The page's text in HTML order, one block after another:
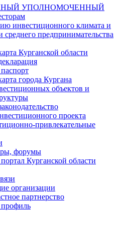
УПОЛНОМОЧЕННЫЙ
инвестиционного климата и
среднего предпринимательства
Курганской области
города Кургана
объектов и
проекта
привлекательные
форумы
Курганской области
организации
партнерство